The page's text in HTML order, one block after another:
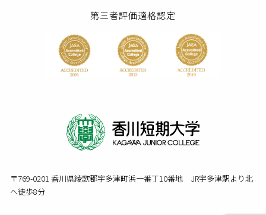
第三者評価適格認定
〒769-0201 香川県綾歌郡宇多津町浜一番丁10番地 JR宇多津駅より北
へ徒歩8分